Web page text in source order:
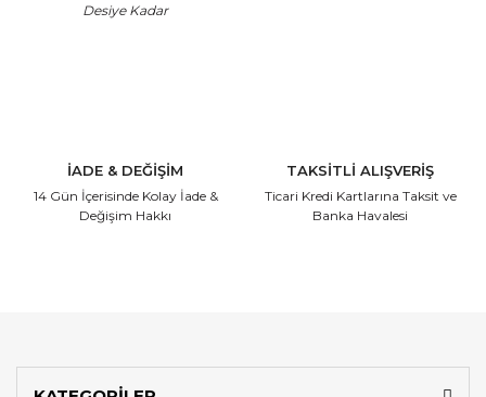
Desiye Kadar
İADE & DEĞİŞİM
14 Gün İçerisinde Kolay İade &
Değişim Hakkı
TAKSİTLİ ALIŞVERİŞ
Ticari Kredi Kartlarına Taksit ve
Banka Havalesi